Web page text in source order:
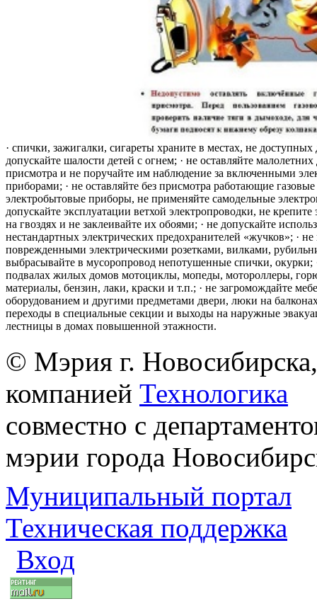
· спички, зажигалки, сигареты храните в местах, не доступных
допускайте шалости детей с огнем; · не оставляйте малолетних
присмотра и не поручайте им наблюдение за включенными
приборами; · не оставляйте без присмотра работающие
электробытовые приборы, не применяйте самодельные
допускайте эксплуатации ветхой электропроводки, не крепите
на гвоздях и не заклеивайте их обоями; · не допускайте
нестандартных электрических предохранителей «жучков»; · не
поврежденными электрическими розетками, вилками,
выбрасывайте в мусоропровод непотушенные спички, окурки;
подвалах жилых домов мотоциклы, мопеды, мотороллеры,
материалы, бензин, лаки, краски и т.п.; · не загромождайте
оборудованием и другими предметами двери, люки на
переходы в специальные секции и выходы на наружные
лестницы в домах повышенной этажности.
© Мэрия г.
компанией Технологика
совместно с
мэрии города
Муниципальный портал
Техническая поддержка
Вход